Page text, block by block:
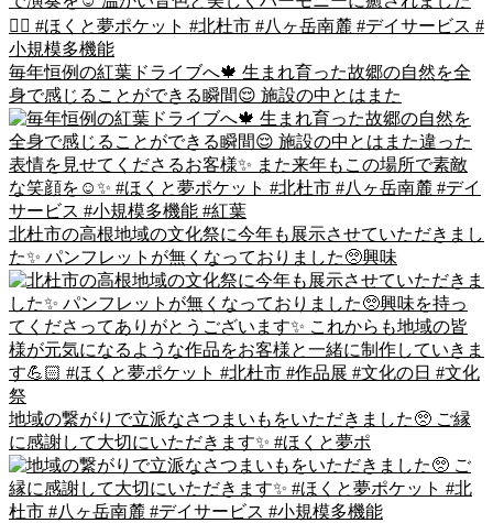
毎年恒例の紅葉ドライブへ🍁 生まれ育った故郷の自然を全
身で感じることができる瞬間😌 施設の中とはまた
北杜市の高根地域の文化祭に今年も展示させていただきまし
た✨ パンフレットが無くなっておりました🥺興味
地域の繋がりで立派なさつまいもをいただきました🥺 ご縁
に感謝して大切にいただきます✨ #ほくと夢ポ